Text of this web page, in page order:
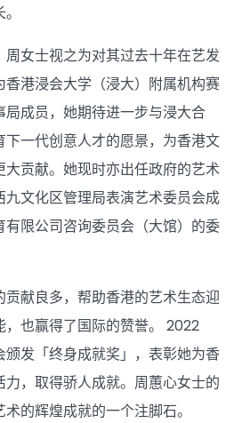
女士视之为对其过去十年在艺发
港浸会大学（浸大）附属机构赛
成员，她期待进一步与浸大合
一代创意人才的愿景，为香港文
贡献。她现时亦出任政府的艺术
文化区管理局表演艺术委员会成
限公司咨询委员会（大馆）的委
献良多，帮助香港的艺术生态迎
也赢得了国际的赞誉。 2022
发「终身成就奖」，表彰她为香
，取得骄人成就。周蕙心女士的
的辉煌成就的一个注脚石。